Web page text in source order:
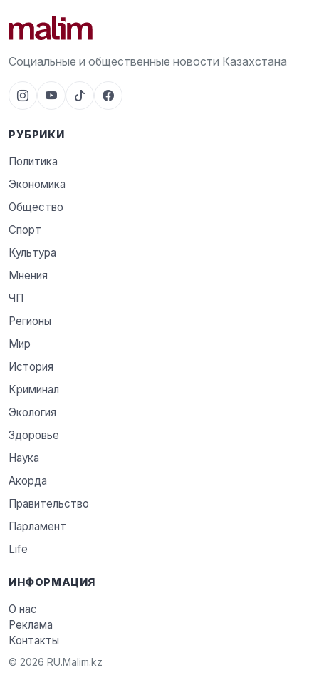
Социальные и общественные новости Казахстана
РУБРИКИ
Политика
Экономика
Общество
Спорт
Культура
Мнения
ЧП
Регионы
Мир
История
Криминал
Экология
Здоровье
Наука
Акорда
Правительство
Парламент
Life
ИНФОРМАЦИЯ
О нас
Реклама
Контакты
© 2026 RU.Malim.kz